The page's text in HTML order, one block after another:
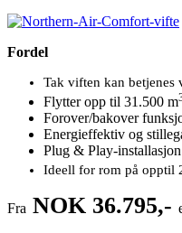
Fordel
Tak viften kan
Flytter opp til 31.500 m
Forover/bakover
Energieffektiv og
Plug & Play-
Ideell for rom på opptil
Fra NOK 36.795,-